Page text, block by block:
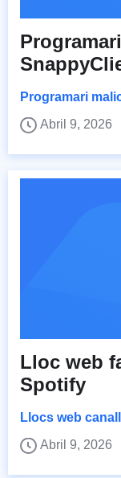
Programari
Abril 9, 2026
Lloc web
Spotify
Llocs web
Abril 9, 2026